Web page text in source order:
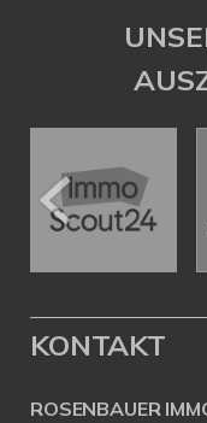
KONTAKT
ROSENBAUER